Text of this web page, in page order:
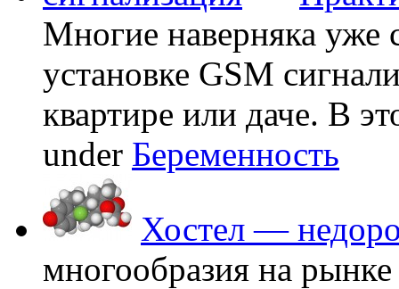
Многие наверняка уже
установке GSM
квартире или даче. В
under Беременность
Хостел —
многообразия на